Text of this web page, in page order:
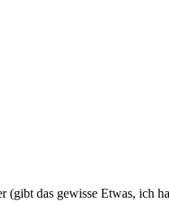
das gewisse Etwas, ich